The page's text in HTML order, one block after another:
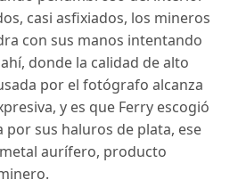
casi asfixiados, los mineros
con sus manos intentando
donde la calidad de alto
por el fotógrafo alcanza
y es que Ferry escogió
por sus haluros de plata, ese
aurífero, producto